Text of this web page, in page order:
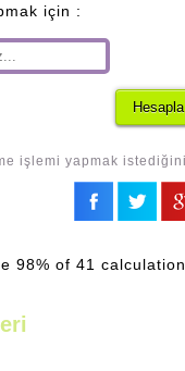
için :
işlemi yapmak
98% of 41